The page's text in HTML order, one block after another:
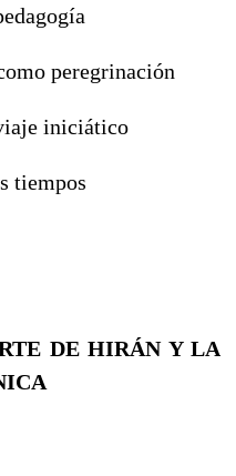
peregrinación
iniciático
tiempos
DE HIRÁN Y LA